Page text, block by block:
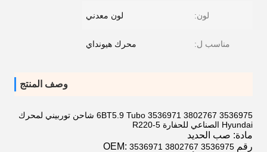
لون: لون معدني
مناسب ل: محرك هيونداي
وصف المنتج
6BT5.9 Tubo 3536971 3802767 3536975 شاحن توربيني لمحرك
Hyundai الصناعي للحفارة R220-5
مادة: صب الحديد
رقم OEM: 3536971 3802767 3536975